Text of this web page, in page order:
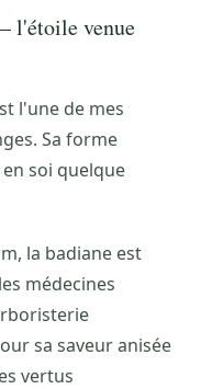
l'étoile venue
l'une de mes
Sa forme
soi quelque
la badiane est
médecines
sa saveur anisée
vertus